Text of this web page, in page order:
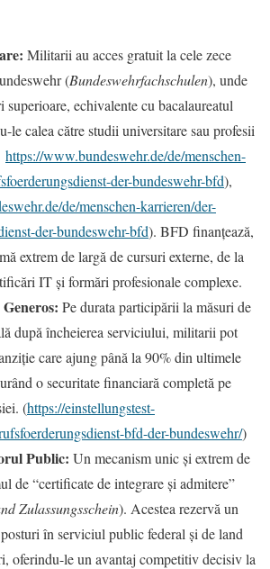
Militarii au acces gratuit la cele zece
(Bundeswehrfachschulen), unde
echivalente cu bacalaureatul
le calea către studii universitare sau profesii
https://www.bundeswehr.de/de/menschen-
der-bundeswehr-bfd),
de/menschen-karrieren/der-
der-bundeswehr-bfd). BFD finanțează,
extrem de largă de cursuri externe, de la
IT și formări profesionale complexe.
Pe durata participării la măsuri de
după încheierea serviciului, militarii pot
care ajung până la 90% din ultimele
o securitate financiară completă pe
(https://einstellungstest-
bfd-der-bundeswehr/)
Public: Un mecanism unic și extrem de
de “certificate de integrare și admitere”
Zulassungsschein). Acestea rezervă un
în serviciul public federal și de land
oferindu-le un avantaj competitiv decisiv la